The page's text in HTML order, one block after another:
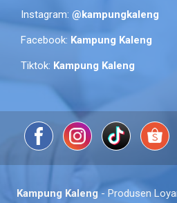
Instagram: @kampungkaleng
Facebook: Kampung Kaleng
Tiktok: Kampung Kaleng
Kampung Kaleng- Produsen